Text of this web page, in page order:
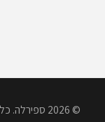
© 2026 ספירלה. כל הזכויות שמורות.